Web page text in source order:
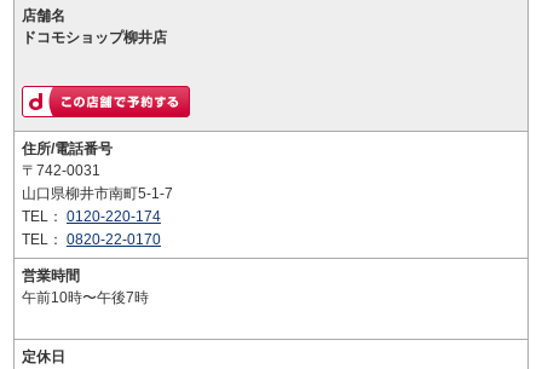
店舗名
ドコモショップ柳井店
住所/電話番号
〒742-0031
山口県柳井市南町5-1-7
TEL： 0120-220-174
TEL： 0820-22-0170
営業時間
午前10時〜午後7時
定休日